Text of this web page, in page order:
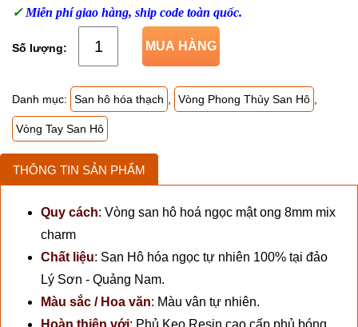
✓ Miễn phí giao hàng, ship code toàn quốc.
MUA HÀNG
Danh mục: San hô hóa thạch Vòng Phong Thủy San Hô
Vòng Tay San Hô
THÔNG TIN SẢN PHẨM
Quy cách: Vòng san hô hoá ngọc mật ong 8mm mix
charm
Chất liệu: San Hô hóa ngọc tự nhiên 100% tại đảo
Lý Sơn - Quảng Nam.
Màu sắc / Hoa văn: Màu vân tự nhiên.
Hoàn thiện với: Phủ Keo Resin cao cấp phủ bóng,